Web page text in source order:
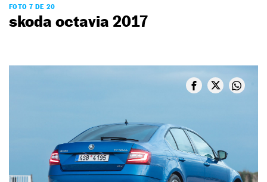
FOTO 7 DE 20
skoda octavia 2017